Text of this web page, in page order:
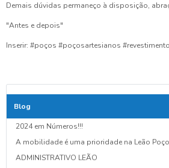
Demais dúvidas permaneço à disposição,
"Antes e depois"
Inserir: #poços #poçosartesianos
Blog
2024 em Números!!!
A mobilidade é uma prioridade na Leão
ADMINISTRATIVO LEÃO